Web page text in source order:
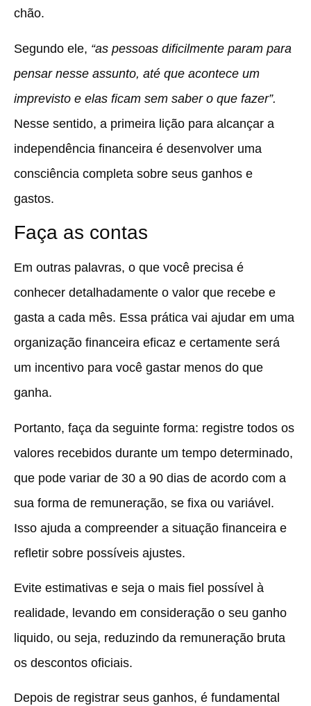
chão.
Segundo ele, “as pessoas dificilmente param para
pensar nesse assunto, até que acontece um
imprevisto e elas ficam sem saber o que fazer”.
Nesse sentido, a primeira lição para alcançar a
independência financeira é desenvolver uma
consciência completa sobre seus ganhos e
gastos.
Faça as contas
Em outras palavras, o que você precisa é
conhecer detalhadamente o valor que recebe e
gasta a cada mês. Essa prática vai ajudar em uma
organização financeira eficaz e certamente será
um incentivo para você gastar menos do que
ganha.
Portanto, faça da seguinte forma: registre todos os
valores recebidos durante um tempo determinado,
que pode variar de 30 a 90 dias de acordo com a
sua forma de remuneração, se fixa ou variável.
Isso ajuda a compreender a situação financeira e
refletir sobre possíveis ajustes.
Evite estimativas e seja o mais fiel possível à
realidade, levando em consideração o seu ganho
liquido, ou seja, reduzindo da remuneração bruta
os descontos oficiais.
Depois de registrar seus ganhos, é fundamental